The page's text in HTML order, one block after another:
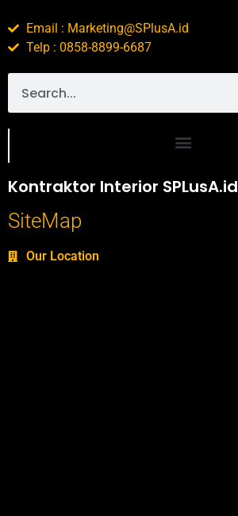
Email : Marketing@SPlusA.id
Telp : 0858-8899-6687
Kontraktor Interior SPLusA.id
SiteMap
Our Location